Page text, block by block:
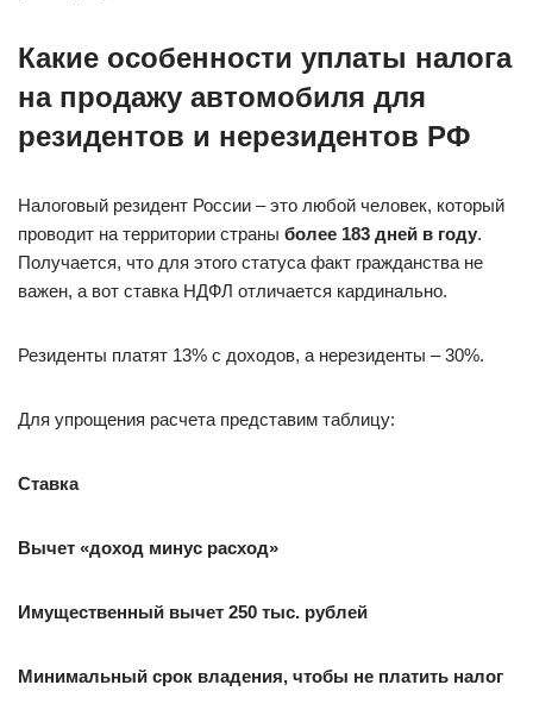
Какие особенности уплаты налога
на продажу автомобиля для
резидентов и нерезидентов РФ
Налоговый резидент России – это любой человек, который
проводит на территории страны более 183 дней в году.
Получается, что для этого статуса факт гражданства не
важен, а вот ставка НДФЛ отличается кардинально.
Резиденты платят 13% с доходов, а нерезиденты – 30%.
Для упрощения расчета представим таблицу:
Ставка
Вычет «доход минус расход»
Имущественный вычет 250 тыс. рублей
Минимальный срок владения, чтобы не платить налог